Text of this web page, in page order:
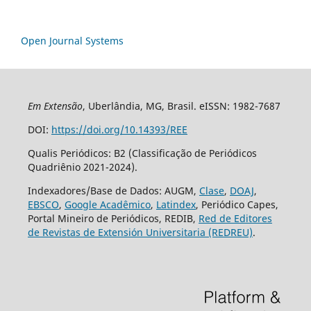
Open Journal Systems
Em Extensão, Uberlândia, MG, Brasil. eISSN: 1982-7687
DOI: https://doi.org/10.14393/REE
Qualis Periódicos: B2 (Classificação de Periódicos
Quadriênio 2021-2024).
Indexadores/Base de Dados: AUGM, Clase, DOAJ,
EBSCO, Google Acadêmico, Latindex, Periódico Capes,
Portal Mineiro de Periódicos, REDIB, Red de Editores
de Revistas de Extensión Universitaria (REDREU).